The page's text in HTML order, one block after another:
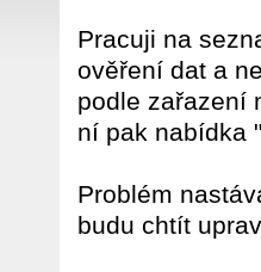
Pracuji na
ověření dat a
podle zařazení
ní pak nabídka
Problém
budu chtít